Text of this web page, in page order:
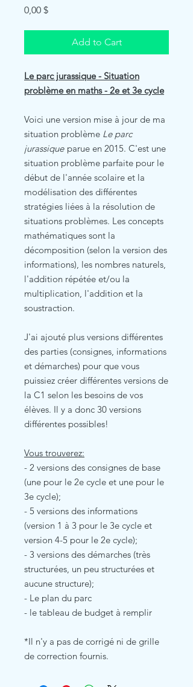
0,00 $Price
Add to Cart
Le parc jurassique - Situation
problème en maths - 2e et 3e cycle
Voici une version mise à jour de ma
situation problème Le parc
jurassique parue en 2015. C'est une
situation problème parfaite pour le
début de l'année scolaire et la
modélisation des différentes
stratégies liées à la résolution de
situations problèmes. Les concepts
mathématiques sont la
décomposition (selon la version des
informations), les nombres naturels,
l'addition répétée et/ou la
multiplication, l'addition et la
soustraction.
J'ai ajouté plus versions différentes
des parties (consignes, informations
et démarches) pour que vous
puissiez créer différentes versions de
la C1 selon les besoins de vos
élèves. Il y a donc 30 versions
différentes possibles!
Vous trouverez:
- 2 versions des consignes de base
(une pour le 2e cycle et une pour le
3e cycle);
- 5 versions des informations
(version 1 à 3 pour le 3e cycle et
version 4-5 pour le 2e cycle);
- 3 versions des démarches (très
structurées, un peu structurées et
aucune structure);
- Le plan du parc
- le tableau de budget à remplir
*Il n'y a pas de corrigé ni de grille
de correction fournis.